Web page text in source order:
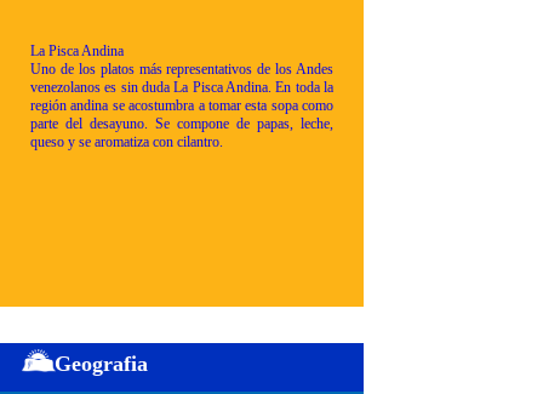
La Pisca Andina
Uno de los platos más representativos de los Andes
venezolanos es sin duda La Pisca Andina. En toda la
región andina se acostumbra a tomar esta sopa como
parte del desayuno. Se compone de papas, leche,
queso y se aromatiza con cilantro.
Geografia